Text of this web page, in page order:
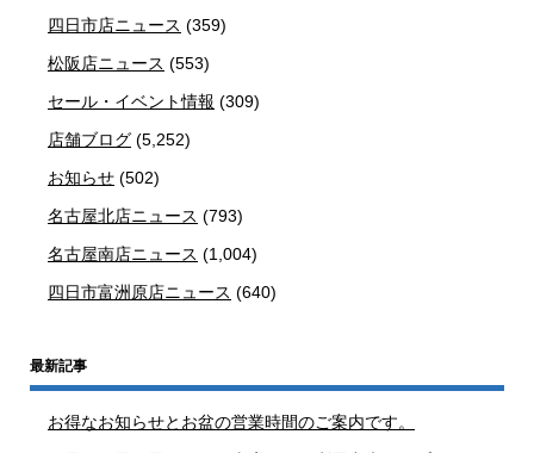
四日市店ニュース (359)
松阪店ニュース (553)
セール・イベント情報 (309)
店舗ブログ (5,252)
お知らせ (502)
名古屋北店ニュース (793)
名古屋南店ニュース (1,004)
四日市富洲原店ニュース (640)
最新記事
お得なお知らせとお盆の営業時間のご案内です。